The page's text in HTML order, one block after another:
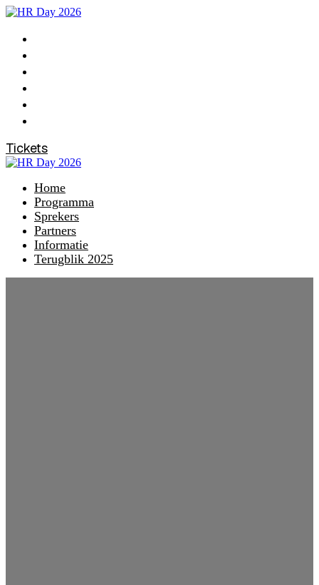
Tickets
Home
Programma
Sprekers
Partners
Informatie
Terugblik 2025